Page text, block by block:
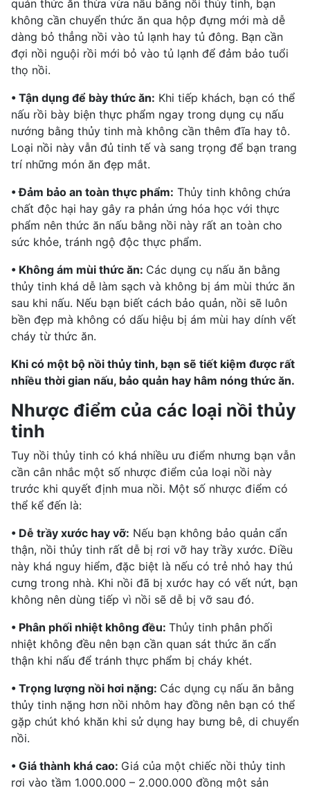
quản thức ăn thừa vừa nấu bằng nồi thủy tinh, bạn
không cần chuyển thức ăn qua hộp đựng mới mà dễ
dàng bỏ thẳng nồi vào tủ lạnh hay tủ đông. Bạn cần
đợi nồi nguội rồi mới bỏ vào tủ lạnh để đảm bảo tuổi
thọ nồi.
• Tận dụng để bày thức ăn: Khi tiếp khách, bạn có thể
nấu rồi bày biện thực phẩm ngay trong dụng cụ nấu
nướng bằng thủy tinh mà không cần thêm đĩa hay tô.
Loại nồi này vẫn đủ tinh tế và sang trọng để bạn trang
trí những món ăn đẹp mắt.
• Đảm bảo an toàn thực phẩm: Thủy tinh không chứa
chất độc hại hay gây ra phản ứng hóa học với thực
phẩm nên thức ăn nấu bằng nồi này rất an toàn cho
sức khỏe, tránh ngộ độc thực phẩm.
• Không ám mùi thức ăn: Các dụng cụ nấu ăn bằng
thủy tinh khá dễ làm sạch và không bị ám mùi thức ăn
sau khi nấu. Nếu bạn biết cách bảo quản, nồi sẽ luôn
bền đẹp mà không có dấu hiệu bị ám mùi hay dính vết
cháy từ thức ăn.
Khi có một bộ nồi thủy tinh, bạn sẽ tiết kiệm được rất
nhiều thời gian nấu, bảo quản hay hâm nóng thức ăn.
Nhược điểm của các loại nồi thủy
tinh
Tuy nồi thủy tinh có khá nhiều ưu điểm nhưng bạn vẫn
cần cân nhắc một số nhược điểm của loại nồi này
trước khi quyết định mua nồi. Một số nhược điểm có
thể kể đến là:
• Dễ trầy xước hay vỡ: Nếu bạn không bảo quản cẩn
thận, nồi thủy tinh rất dễ bị rơi vỡ hay trầy xước. Điều
này khá nguy hiểm, đặc biệt là nếu có trẻ nhỏ hay thú
cưng trong nhà. Khi nồi đã bị xước hay có vết nứt, bạn
không nên dùng tiếp vì nồi sẽ dễ bị vỡ sau đó.
• Phân phối nhiệt không đều: Thủy tinh phân phối
nhiệt không đều nên bạn cần quan sát thức ăn cẩn
thận khi nấu để tránh thực phẩm bị cháy khét.
• Trọng lượng nồi hơi nặng: Các dụng cụ nấu ăn bằng
thủy tinh nặng hơn nồi nhôm hay đồng nên bạn có thể
gặp chút khó khăn khi sử dụng hay bưng bê, di chuyển
nồi.
• Giá thành khá cao: Giá của một chiếc nồi thủy tinh
rơi vào tầm 1.000.000 – 2.000.000 đồng một sản